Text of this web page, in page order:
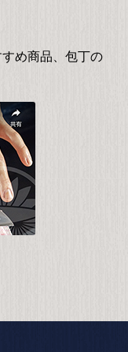
め商品、包丁の